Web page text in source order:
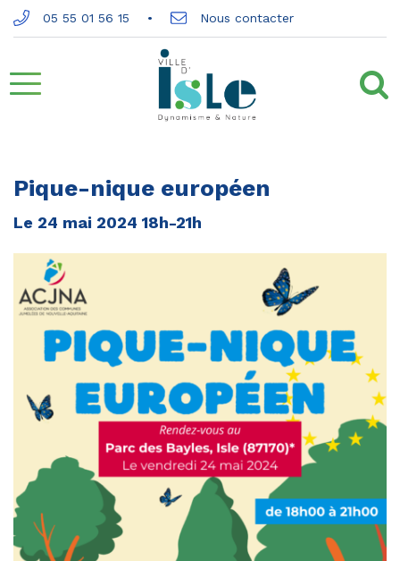
Gestion des traceurs
05 55 01 56 15 Nous contacter
Aller
la
navigation
Pique-nique européen
Le 24 mai 2024 18h-21h